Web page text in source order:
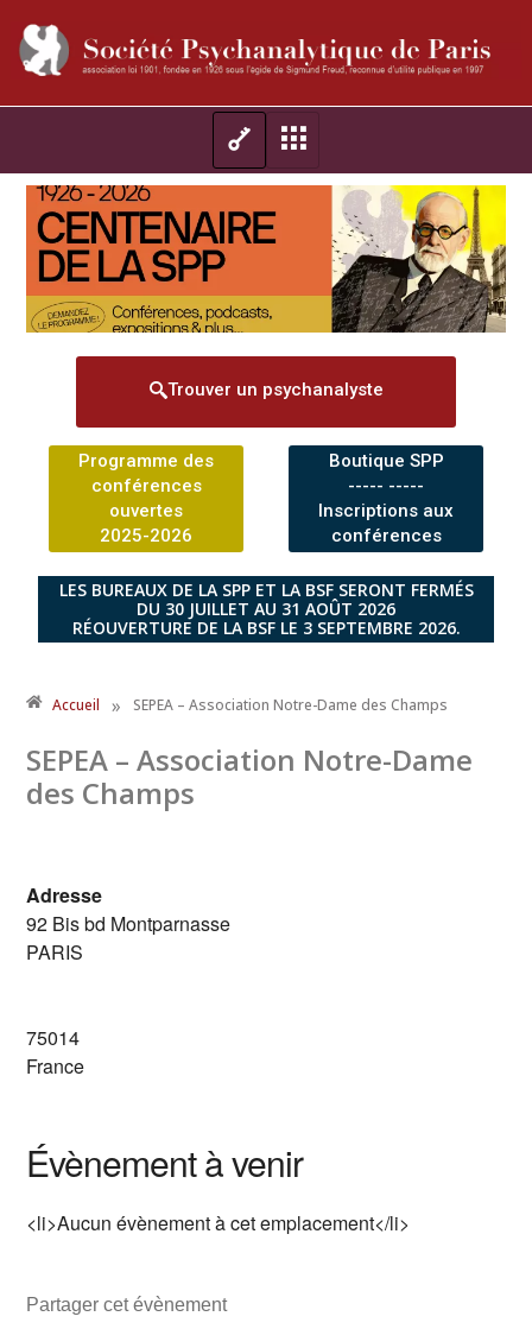
Trouver un psychanalyste
Programme des
conférences
ouvertes
2025-2026
Boutique SPP
----- -----
Inscriptions aux
conférences
LES BUREAUX DE LA SPP ET LA BSF SERONT FERMÉS
DU 30 JUILLET AU 31 AOÛT 2026
RÉOUVERTURE DE LA BSF LE 3 SEPTEMBRE 2026.
Accueil » SEPEA – Association Notre-Dame des Champs
SEPEA – Association Notre-Dame
des Champs
Adresse
92 Bis bd Montparnasse
PARIS
75014
France
Évènement à venir
<li>Aucun évènement à cet emplacement</li>
Partager cet évènement